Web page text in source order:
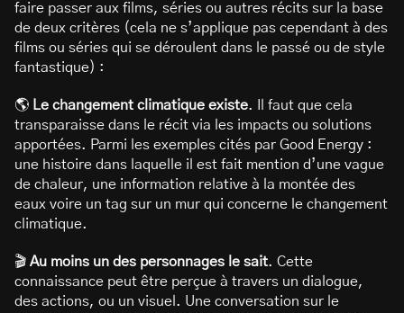
faire passer aux films, séries ou autres récits sur la base
de deux critères (cela ne s’applique pas cependant à des
films ou séries qui se déroulent dans le passé ou de style
fantastique) :
🌎 Le changement climatique existe. Il faut que cela
transparaisse dans le récit via les impacts ou solutions
apportées. Parmi les exemples cités par Good Energy :
une histoire dans laquelle il est fait mention d’une vague
de chaleur, une information relative à la montée des
eaux voire un tag sur un mur qui concerne le changement
climatique.
🎬 Au moins un des personnages le sait. Cette
connaissance peut être perçue à travers un dialogue,
des actions, ou un visuel. Une conversation sur le